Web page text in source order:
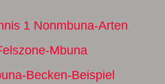
1 Nonmbuna-Arten
Mbuna
Becken-Beispiel